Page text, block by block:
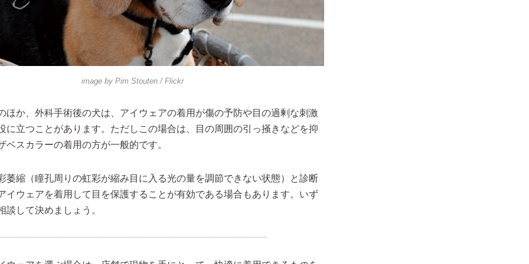
image by Pim Stouten/ Flickr
ほか、外科手術後の犬は、アイウェアの着用が傷の予防や目の過剰な刺激
に立つことがあります。ただしこの場合は、目の周囲の引っ掻きなどを抑
ベスカラーの着用の方が一般的です。
萎縮（瞳孔周りの虹彩が縮み目に入る光の量を調節できない状態）と診断
イウェアを着用して目を保護することが有効である場合もあります。いず
談して決めましょう。